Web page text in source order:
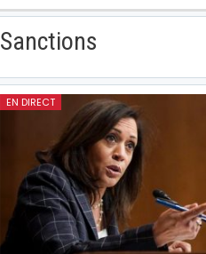
Sanctions
EN DIRECT